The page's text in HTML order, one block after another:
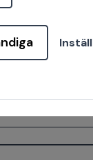
Mobilt BankID